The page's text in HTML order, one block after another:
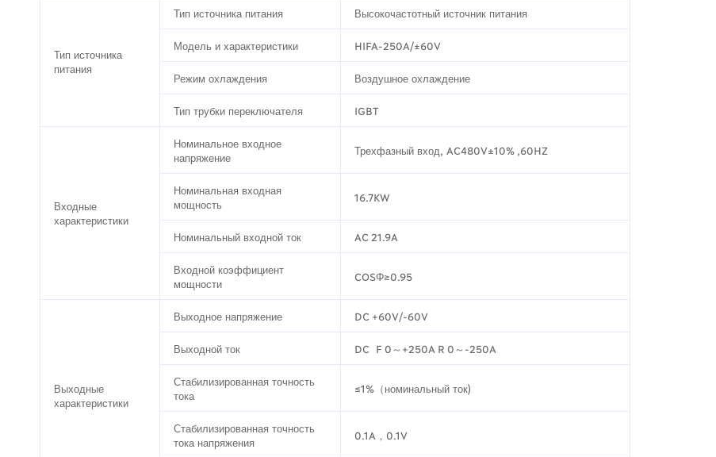
Тип источника
питания
Тип источника питания Высокочастотный источник питания
Модель и характеристики HIFA-250A/±60V
Режим охлаждения Воздушное охлаждение
Тип трубки переключателя IGBT
Входные
характеристики
Номинальное входное
напряжение
Трехфазный вход, AC480V±10% ,60HZ
Номинальная входная
мощность
16.7KW
Номинальный входной ток AC 21.9A
Входной коэффициент
мощности
COSΦ≥0.95
Выходные
характеристики
Выходное напряжение DC +60V/-60V
Выходной ток DC F 0～+250A R 0～-250A
Стабилизированная точность
тока
≤1%（номинальный ток)
Стабилизированная точность
тока напряжения
0.1A，0.1V